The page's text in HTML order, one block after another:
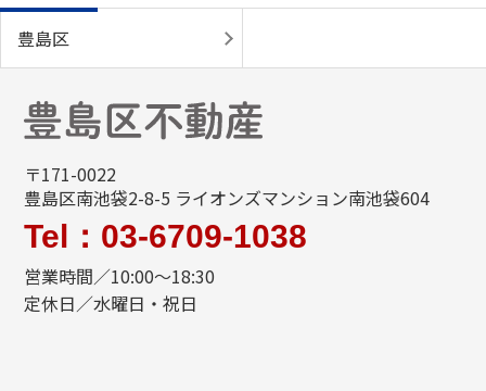
豊島区
〒171-0022
豊島区南池袋2-8-5 ライオンズマンション南池袋604
Tel：03-6709-1038
営業時間／10:00～18:30
定休日／水曜日・祝日